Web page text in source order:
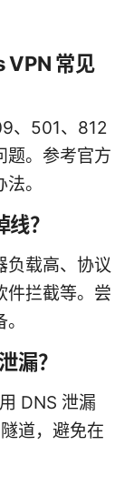
常见
、501、812
题。参考官方
。
？
负载高、协议
件拦截等。尝
漏？
DNS 泄漏
道，避免在